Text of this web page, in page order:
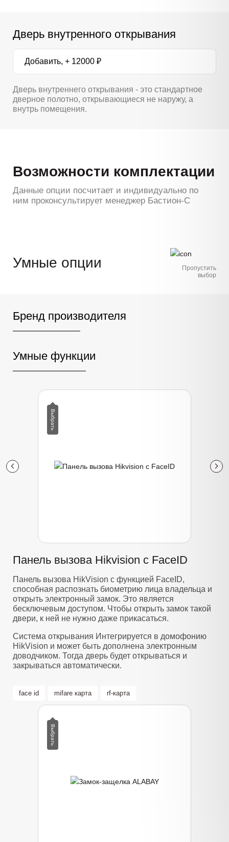
Дверь внутренного открывания
Добавить, + 12000 ₽
Дверь внутреннего открывания - это стандартное
дверное полотно, открывающиеся не наружу, а
внутрь помещения.
Возможности комплектации
Данные опции посчитает и индивидуально по
ним проконсультирует менеджер Бастион-С
Умные опции
Пропустить
выбор
Бренд производителя
Умные функции
Панель вызова Hikvision с FaceID
Панель вызова HikVision с функцией FaceID,
способная распознать биометрию лица владельца и
открыть электронный замок. Это является
бесключевым доступом. Чтобы открыть замок такой
двери, к ней не нужно даже прикасаться.
Система открывания Интегрируется в домофонию
HikVision и может быть дополнена электронным
доводчиком. Тогда дверь будет открываться и
закрываться автоматически.
face id mifare карта rf-карта